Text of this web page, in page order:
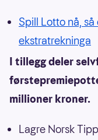
Spill Lotto nå,
ekstratrekninga
I tillegg deler
millioner kroner.
Lagre Norsk